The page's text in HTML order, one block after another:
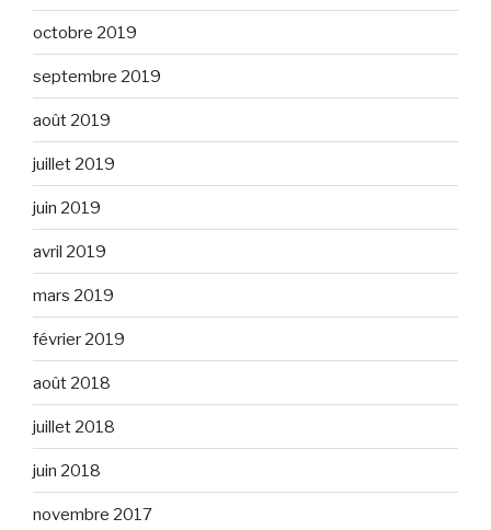
octobre 2019
septembre 2019
août 2019
juillet 2019
juin 2019
avril 2019
mars 2019
février 2019
août 2018
juillet 2018
juin 2018
novembre 2017